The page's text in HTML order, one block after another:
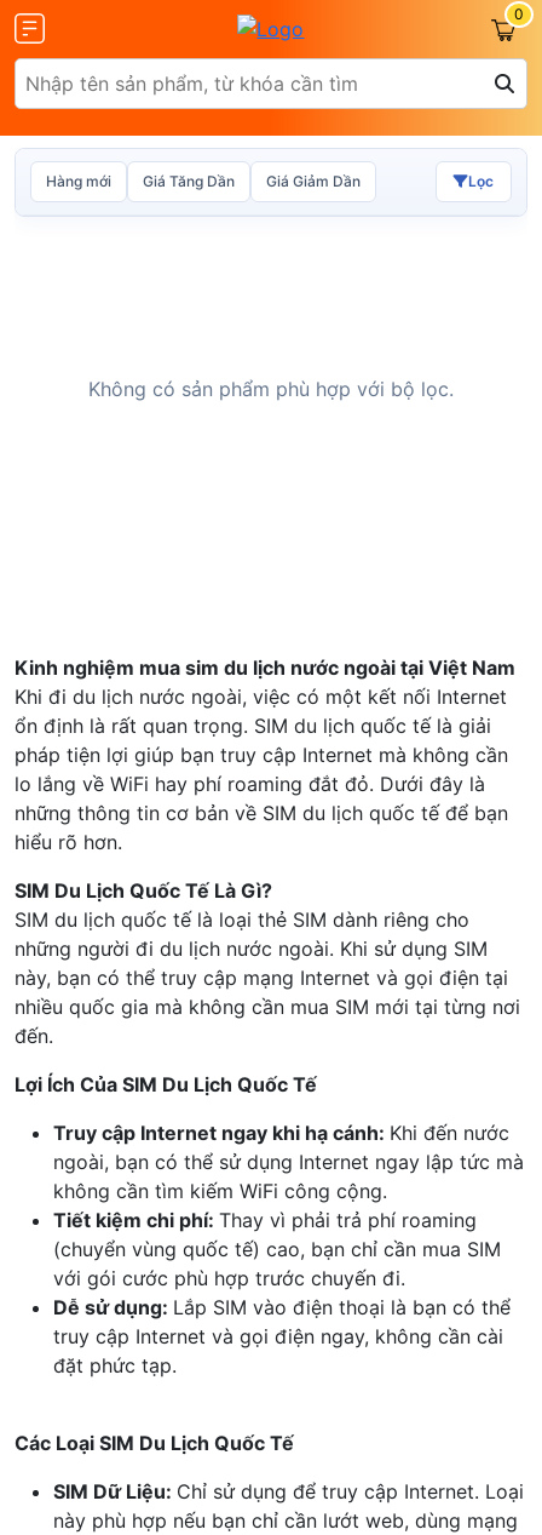
0
Tenda
Hàng mới Giá Tăng Dần Giá Giảm Dần Lọc
Không có sản phẩm phù hợp với bộ lọc.
Kinh nghiệm mua sim du lịch nước ngoài tại Việt Nam
Khi đi du lịch nước ngoài, việc có một kết nối Internet
ổn định là rất quan trọng. SIM du lịch quốc tế là giải
pháp tiện lợi giúp bạn truy cập Internet mà không cần
lo lắng về WiFi hay phí roaming đắt đỏ. Dưới đây là
những thông tin cơ bản về SIM du lịch quốc tế để bạn
hiểu rõ hơn.
SIM Du Lịch Quốc Tế Là Gì?
SIM du lịch quốc tế là loại thẻ SIM dành riêng cho
những người đi du lịch nước ngoài. Khi sử dụng SIM
này, bạn có thể truy cập mạng Internet và gọi điện tại
nhiều quốc gia mà không cần mua SIM mới tại từng nơi
đến.
Lợi Ích Của SIM Du Lịch Quốc Tế
Truy cập Internet ngay khi hạ cánh: Khi đến nước
ngoài, bạn có thể sử dụng Internet ngay lập tức mà
không cần tìm kiếm WiFi công cộng.
Tiết kiệm chi phí: Thay vì phải trả phí roaming
(chuyển vùng quốc tế) cao, bạn chỉ cần mua SIM
với gói cước phù hợp trước chuyến đi.
Dễ sử dụng: Lắp SIM vào điện thoại là bạn có thể
truy cập Internet và gọi điện ngay, không cần cài
đặt phức tạp.
Các Loại SIM Du Lịch Quốc Tế
SIM Dữ Liệu: Chỉ sử dụng để truy cập Internet. Loại
này phù hợp nếu bạn chỉ cần lướt web, dùng mạng